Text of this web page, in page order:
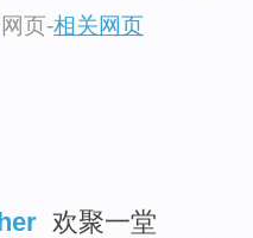
页-相关网页
欢聚一堂